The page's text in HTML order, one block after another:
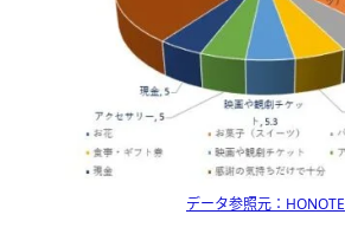
データ参照元：HONOTE